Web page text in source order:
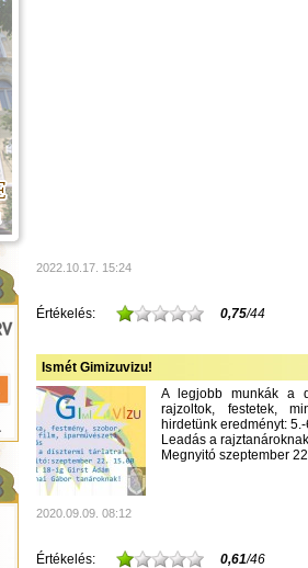
2022.10.17. 15:24
Értékelés: 0,75/44
Ismét Gimizuvizu!
A legjobb munkák a
rajzoltok, festetek,
hirdetünk eredményt:
Leadás a
Megnyitó szeptember
2020.09.09. 08:12
Értékelés: 0,61/46